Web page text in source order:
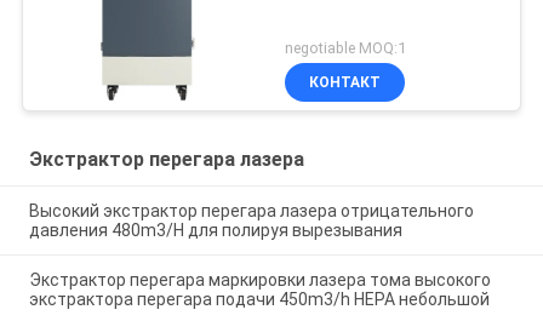
negotiable MOQ:1
КОНТАКТ
Экстрактор перегара лазера
Высокий экстрактор перегара лазера отрицательного
давления 480m3/H для полируя вырезывания
Экстрактор перегара маркировки лазера тома высокого
экстрактора перегара подачи 450m3/h HEPA небольшой